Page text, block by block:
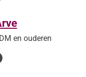
en ouderen